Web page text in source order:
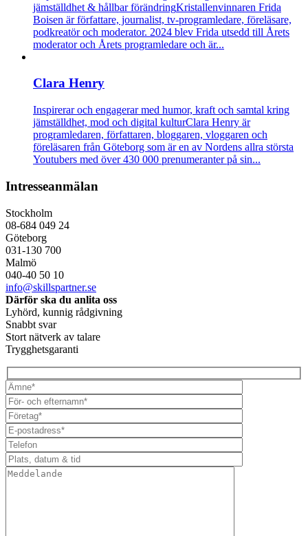
jämställdhet & hållbar förändringKristallenvinnaren Frida
Boisen är författare, journalist, tv-programledare, föreläsare,
podkreatör och moderator. 2024 blev Frida utsedd till Årets
moderator och Årets programledare och är...
Clara Henry
Inspirerar och engagerar med humor, kraft och samtal kring
jämställdhet, mod och digital kulturClara Henry är
programledaren, författaren, bloggaren, vloggaren och
föreläsaren från Göteborg som är en av Nordens allra största
Youtubers med över 430 000 prenumeranter på sin...
Intresseanmälan
Stockholm
08-684 049 24
Göteborg
031-130 700
Malmö
040-40 50 10
info@skillspartner.se
Därför ska du anlita oss
Lyhörd, kunnig rådgivning
Snabbt svar
Stort nätverk av talare
Trygghetsgaranti